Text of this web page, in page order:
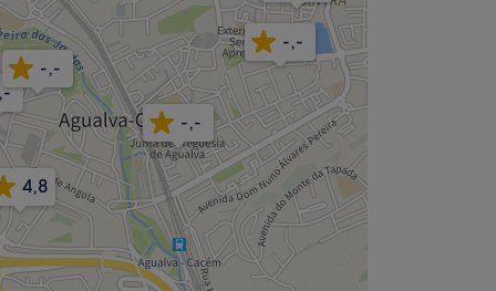
-,-
4,8
-,-
-,-